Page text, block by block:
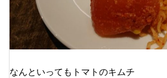
なんといってもトマトのキムチ